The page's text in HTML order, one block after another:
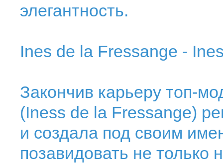
элегантность.
Ines de la Fressange -
Закончив карьеру топ-
(Iness de la Fressange)
и создала под своим
позавидовать не только